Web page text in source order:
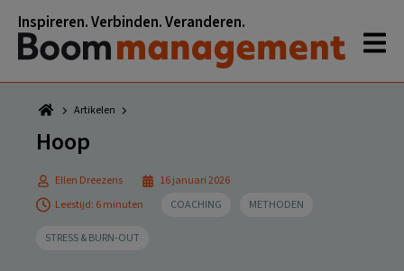
naar
hoofdnavigatie
naar
hoofd
inhoud
naar
eerste
sidebar
naar
voettekst
Inspireren. Verbinden. Veranderen.
Artikelen
Hoop
Ellen Dreezens
16 januari 2026
Leestijd: 6 minuten
COACHING METHODEN
STRESS & BURN-OUT